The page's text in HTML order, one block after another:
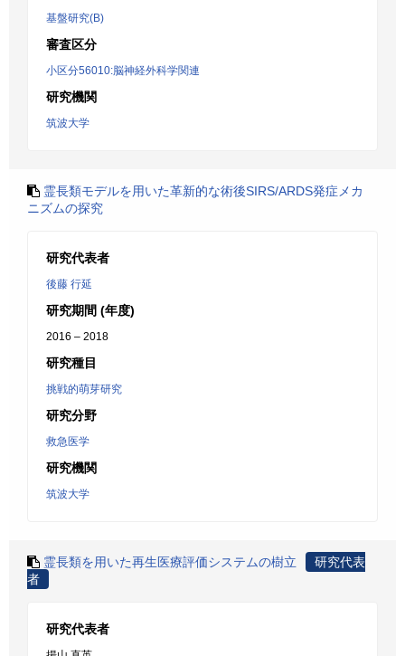
基盤研究(B)
審査区分
小区分56010:脳神経外科学関連
研究機関
筑波大学
霊長類モデルを用いた革新的な術後SIRS/ARDS発症メカ
ニズムの探究
研究代表者
後藤 行延
研究期間 (年度)
2016 – 2018
研究種目
挑戦的萌芽研究
研究分野
救急医学
研究機関
筑波大学
霊長類を用いた再生医療評価システムの樹立
研究代表
者
研究代表者